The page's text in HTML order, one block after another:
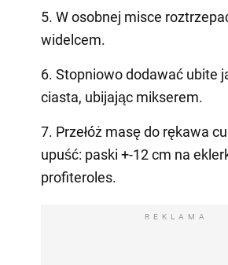
5. W osobnej misce
widelcem.
6. Stopniowo dodawać ubite
ciasta, ubijając mikserem.
7. Przełóż masę do rękawa
upuść: paski +-12 cm na
profiteroles.
REKLAMA